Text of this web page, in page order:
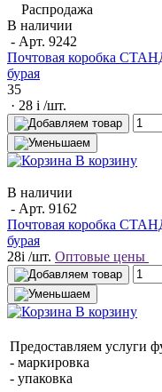
Распродажа
В наличии
- Арт. 9242
Почтовая коробка
бурая
35
· 28 i /шт.
В корзину
В наличии
- Арт. 9162
Почтовая коробка
бурая
28i /шт. Оптовые цены
В корзину
Предоставляем услуги
- маркировка
- упаковка